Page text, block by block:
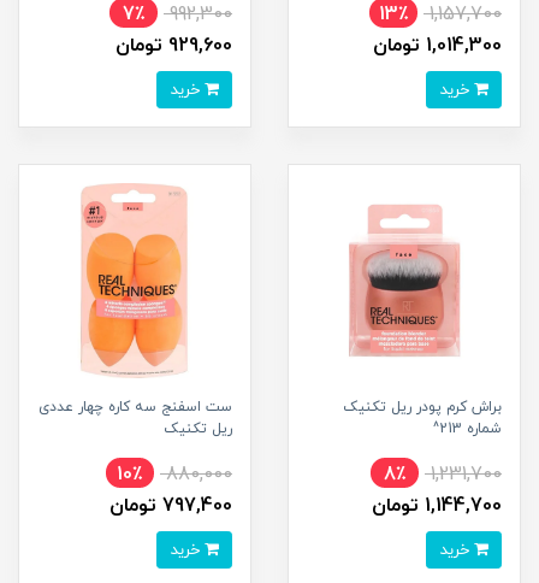
1,157,700
13٪
1,014,300 تومان
992,300
7٪
929,600 تومان
براش کرم پودر ریل تکنیک
شماره 213^
1,231,700
8٪
1,144,700 تومان
ست اسفنج سه کاره چهار عددی
ریل تکنیک
880,000
10٪
797,400 تومان